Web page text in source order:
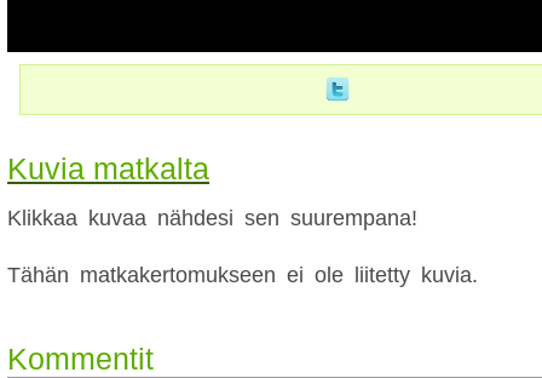
Kuvia matkalta
Klikkaa kuvaa nähdesi sen suurempana!
Tähän matkakertomukseen ei ole liitetty kuvia.
Kommentit